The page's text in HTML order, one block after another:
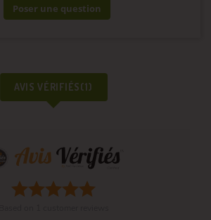
Poser une question
AVIS VÉRIFIÉS(1)